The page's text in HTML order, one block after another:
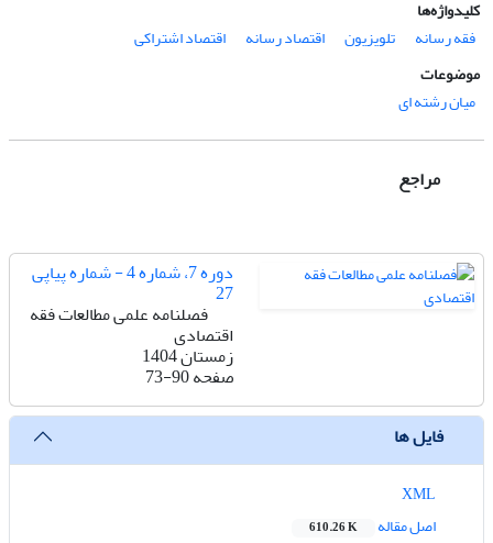
کلیدواژه‌ها
فقه رسانه
تلویزیون اقتصاد رسانه
اقتصاد اشتراکی
موضوعات
میان رشته ای
مراجع
دوره 7، شماره 4 - شماره پیاپی
27
فصلنامه علمی مطالعات فقه
اقتصادی
زمستان 1404
صفحه73-90
فایل ها
اصل مقاله
610.26 K